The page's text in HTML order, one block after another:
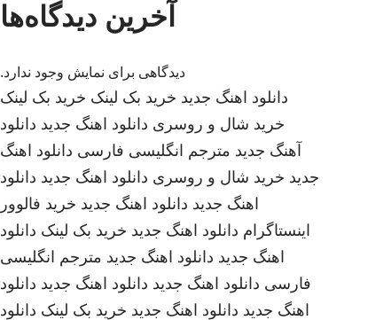
آخرین دیدگاه‌ها
دیدگاهی برای نمایش وجود ندارد.
دانلود اهنگ جدید خرید بک لینک خرید بک لینک
خرید شال و روسری دانلود اهنگ جدید دانلود
آهنگ جدید مترجم انگلیسی فارسی دانلود اهنگ
جدید خرید شال و روسری دانلود اهنگ جدید دانلود
اهنگ جدید دانلود اهنگ جدید خرید فالوور
اینستاگرام دانلود اهنگ جدید خرید بک لینک دانلود
اهنگ جدید دانلود اهنگ جدید مترجم انگلیسی
فارسی دانلود اهنگ جدید دانلود اهنگ جدید دانلود
اهنگ جدید دانلود اهنگ جدید خرید بک لینک دانلود